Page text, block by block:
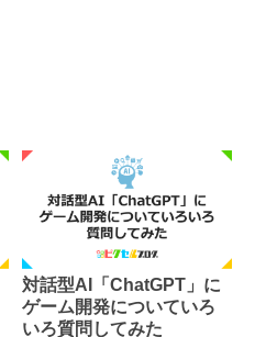
対話型AI「ChatGPT」に
ゲーム開発についていろ
いろ質問してみた